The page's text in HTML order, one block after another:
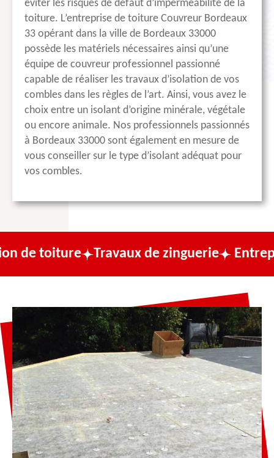
éviter les risques de défaut d’imperméabilité de la
toiture. L’entreprise de toiture Couvreur Bordeaux
33 opérant dans la ville de Bordeaux 33000
possède les matériels nécessaires ainsi qu’une
équipe de couvreur professionnel passionné
capable de réaliser les travaux d’isolation de vos
combles dans les règles de l’art. Ainsi, vous avez le
choix entre un isolant d’origine minérale, végétale
ou encore animale. Nos professionnels passionnés
à Bordeaux 33000 sont également en mesure de
vous conseiller sur le type d’isolant adéquat pour
vos combles.
Travaux de zinguerie Entreprise de